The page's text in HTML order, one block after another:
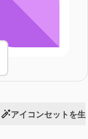
アイコンセットを生